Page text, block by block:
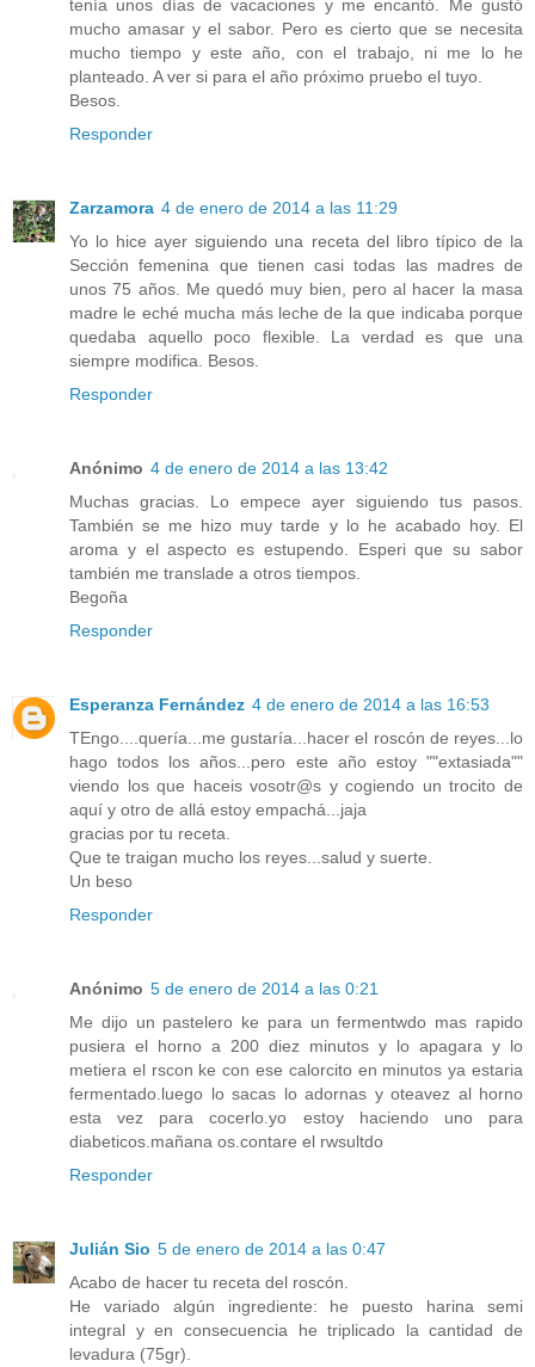
tenía unos días de vacaciones y me encantó. Me gustó
mucho amasar y el sabor. Pero es cierto que se necesita
mucho tiempo y este año, con el trabajo, ni me lo he
planteado. A ver si para el año próximo pruebo el tuyo.
Besos.
Responder
Zarzamora 4 de enero de 2014 a las 11:29
Yo lo hice ayer siguiendo una receta del libro típico de la
Sección femenina que tienen casi todas las madres de
unos 75 años. Me quedó muy bien, pero al hacer la masa
madre le eché mucha más leche de la que indicaba porque
quedaba aquello poco flexible. La verdad es que una
siempre modifica. Besos.
Responder
Anónimo 4 de enero de 2014 a las 13:42
Muchas gracias. Lo empece ayer siguiendo tus pasos.
También se me hizo muy tarde y lo he acabado hoy. El
aroma y el aspecto es estupendo. Esperi que su sabor
también me translade a otros tiempos.
Begoña
Responder
Esperanza Fernández 4 de enero de 2014 a las 16:53
TEngo....quería...me gustaría...hacer el roscón de reyes...lo
hago todos los años...pero este año estoy ""extasiada""
viendo los que haceis vosotr@s y cogiendo un trocito de
aquí y otro de allá estoy empachá...jaja
gracias por tu receta.
Que te traigan mucho los reyes...salud y suerte.
Un beso
Responder
Anónimo 5 de enero de 2014 a las 0:21
Me dijo un pastelero ke para un fermentwdo mas rapido
pusiera el horno a 200 diez minutos y lo apagara y lo
metiera el rscon ke con ese calorcito en minutos ya estaria
fermentado.luego lo sacas lo adornas y oteavez al horno
esta vez para cocerlo.yo estoy haciendo uno para
diabeticos.mañana os.contare el rwsultdo
Responder
Julián Sio 5 de enero de 2014 a las 0:47
Acabo de hacer tu receta del roscón.
He variado algún ingrediente: he puesto harina semi
integral y en consecuencia he triplicado la cantidad de
levadura (75gr).